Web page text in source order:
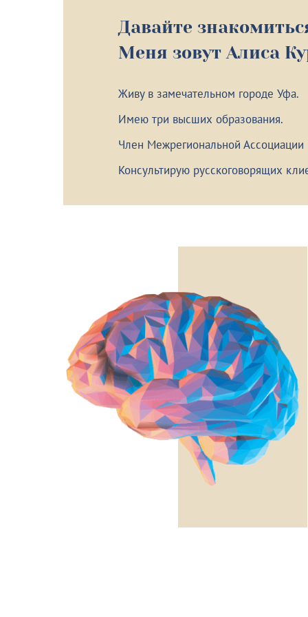
Давайте
Меня зовут Алиса
Живу в замечательном городе Уфа.
Имею три высших образования.
Член Межрегиональной
Консультирую русскоговорящих